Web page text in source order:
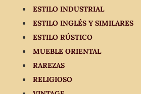
ESTILO INDUSTRIAL
ESTILO INGLÉS Y SIMILARES
ESTILO RÚSTICO
MUEBLE ORIENTAL
RAREZAS
RELIGIOSO